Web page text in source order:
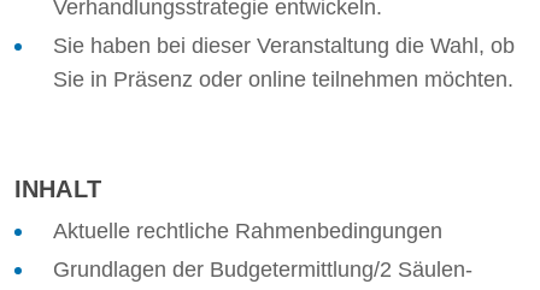
Verhandlungsstrategie entwickeln.
Sie haben bei dieser Veranstaltung die Wahl, ob
Sie in Präsenz oder online teilnehmen möchten.
INHALT
Aktuelle rechtliche Rahmenbedingungen
Grundlagen der Budgetermittlung/2 Säulen-